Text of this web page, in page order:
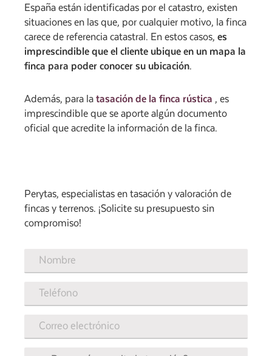
España están identificadas por el catastro, existen
situaciones en las que, por cualquier motivo, la finca
carece de referencia catastral. En estos casos,es
imprescindible que el cliente ubique en un mapa la
finca para poder conocer su ubicación.
Además, para latasación de la finca rústica , es
imprescindible que se aporte algún documento
oficial que acredite la información de la finca.
Perytas, especialistas en tasación y valoración de
fincas y terrenos. ¡Solicite su presupuesto sin
compromiso!